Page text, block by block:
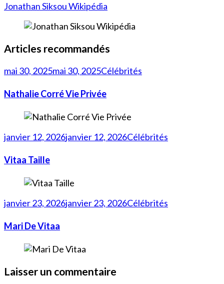
Jonathan Siksou Wikipédia
Articles recommandés
mai 30, 2025mai 30, 2025Célébrités
Nathalie Corré Vie Privée
janvier 12, 2026janvier 12, 2026Célébrités
Vitaa Taille
janvier 23, 2026janvier 23, 2026Célébrités
Mari De Vitaa
Laisser un commentaire